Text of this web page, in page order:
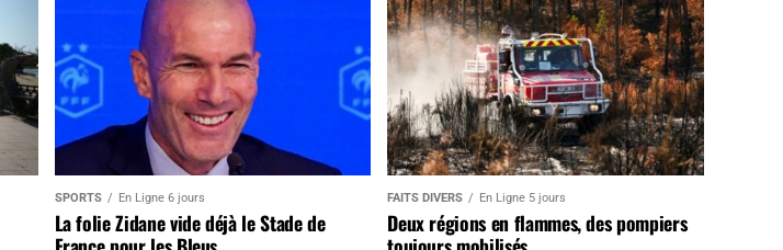
SPORTS En Ligne 6 jours
La folie Zidane vide déjà le Stade de
FAITS DIVERS En Ligne 5 jours
Deux régions en flammes, des pompiers